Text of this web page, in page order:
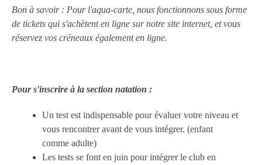
Bon à savoir : Pour l'aqua-carte, nous fonctionnons sous forme
de tickets qui s'achètent en ligne sur notre site internet, et vous
réservez vos créneaux également en ligne.
Pour s'inscrire à la section natation :
Un test est indispensable pour évaluer votre niveau et
vous rencontrer avant de vous intégrer. (enfant
comme adulte)
Les tests se font en juin pour intégrer le club en